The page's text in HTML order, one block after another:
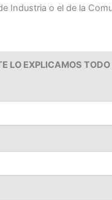
Industria o el de la
LO EXPLICAMOS TODO